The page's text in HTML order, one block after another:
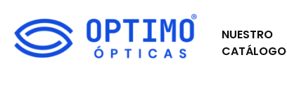
NUESTRO
CATÁLOGO